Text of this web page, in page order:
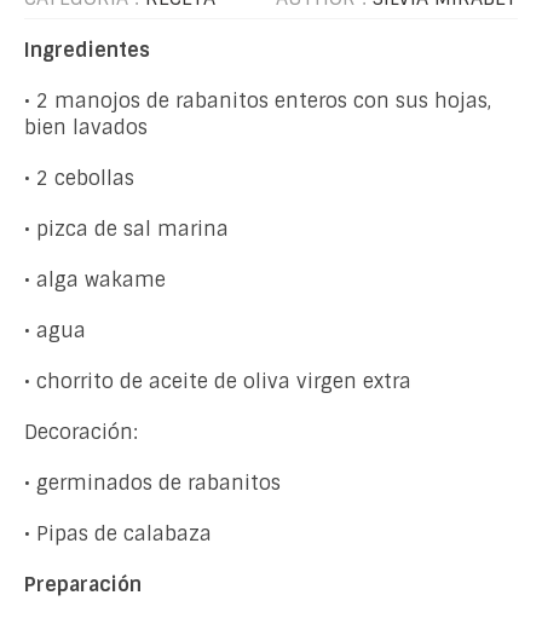
Ingredientes
• 2 manojos de rabanitos enteros con sus hojas,
bien lavados
• 2 cebollas
• pizca de sal marina
• alga wakame
• agua
• chorrito de aceite de oliva virgen extra
Decoración:
• germinados de rabanitos
• Pipas de calabaza
Preparación